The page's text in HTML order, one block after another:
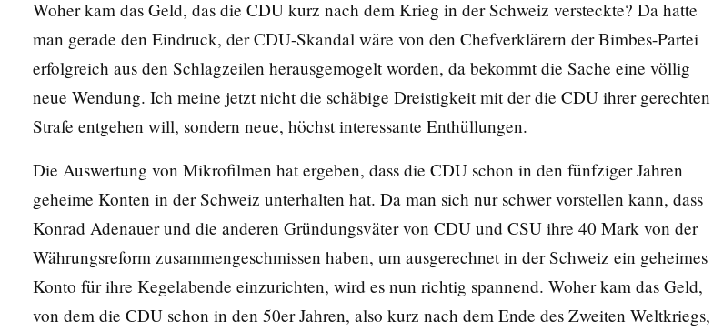
Woher kam das Geld, das die CDU kurz nach dem Krieg in der Schweiz versteckte? Da hatte
man gerade den Eindruck, der CDU-Skandal wäre von den Chefverklärern der Bimbes-Partei
erfolgreich aus den Schlagzeilen herausgemogelt worden, da bekommt die Sache eine völlig
neue Wendung. Ich meine jetzt nicht die schäbige Dreistigkeit mit der die CDU ihrer gerechten
Strafe entgehen will, sondern neue, höchst interessante Enthüllungen.
Die Auswertung von Mikrofilmen hat ergeben, dass die CDU schon in den fünfziger Jahren
geheime Konten in der Schweiz unterhalten hat. Da man sich nur schwer vorstellen kann, dass
Konrad Adenauer und die anderen Gründungsväter von CDU und CSU ihre 40 Mark von der
Währungsreform zusammengeschmissen haben, um ausgerechnet in der Schweiz ein geheimes
Konto für ihre Kegelabende einzurichten, wird es nun richtig spannend. Woher kam das Geld,
von dem die CDU schon in den 50er Jahren, also kurz nach dem Ende des Zweiten Weltkriegs,